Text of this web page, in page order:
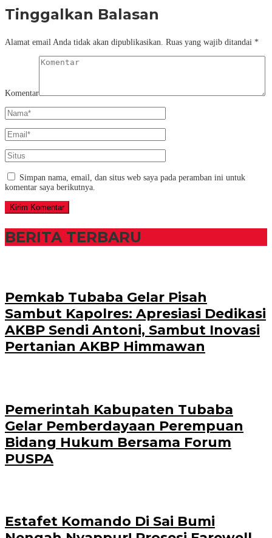
Tinggalkan Balasan
Alamat email Anda tidak akan dipublikasikan. Ruas yang wajib ditandai *
Komentar
Simpan nama, email, dan situs web saya pada peramban ini untuk
komentar saya berikutnya.
BERITA TERBARU
Pemkab Tubaba Gelar Pisah
Sambut Kapolres: Apresiasi Dedikasi
AKBP Sendi Antoni, Sambut Inovasi
Pertanian AKBP Himmawan
Pemerintah Kabupaten Tubaba
Gelar Pemberdayaan Perempuan
Bidang Hukum Bersama Forum
PUSPA
Estafet Komando Di Sai Bumi